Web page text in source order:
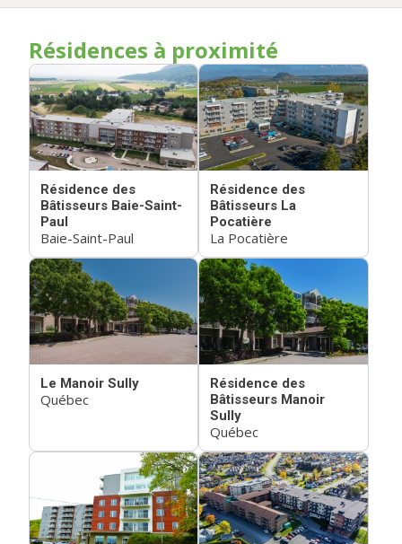
Résidences à proximité
Résidence des
Bâtisseurs Baie-Saint-
Paul
Baie-Saint-Paul
Résidence des
Bâtisseurs La
Pocatière
La Pocatière
Le Manoir Sully
Québec
Résidence des
Bâtisseurs Manoir
Sully
Québec